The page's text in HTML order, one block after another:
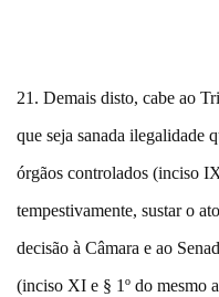
21. Demais disto, cabe ao
que seja sanada ilegalidade
órgãos controlados (inciso
tempestivamente, sustar o
decisão à Câmara e ao
(inciso XI e § 1º do mesmo